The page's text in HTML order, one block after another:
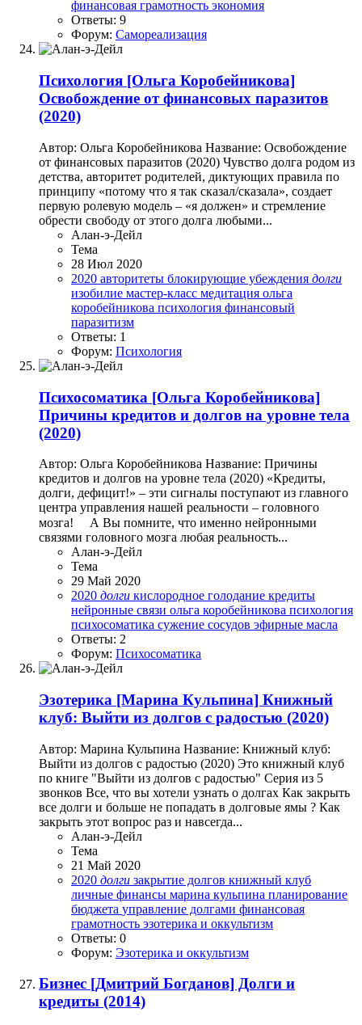
финансовая грамотность экономия
Ответы: 9
Форум: Самореализация
Психология [Ольга Коробейникова]
Освобождение от финансовых паразитов
(2020)
Автор: Ольга Коробейникова Название: Освобождение
от финансовых паразитов (2020) Чувство долга родом из
детства, авторитет родителей, диктующих правила по
принципу «потому что я так сказал/сказала», создает
первую ролевую модель – «я должен» и стремление
обрести свободу от этого долга любыми...
Алан-э-Дейл
Тема
28 Июл 2020
2020 авторитеты блокирующие убеждения долги
изобилие мастер-класс медитация ольга
коробейникова психология финансовый
паразитизм
Ответы: 1
Форум: Психология
Психосоматика [Ольга Коробейникова]
Причины кредитов и долгов на уровне тела
(2020)
Автор: Ольга Коробейникова Название: Причины
кредитов и долгов на уровне тела (2020) «Кредиты,
долги, дефицит!» – эти сигналы поступают из главного
центра управления нашей реальности – головного
мозга! ⠀ А Вы помните, что именно нейронными
связями головного мозга любая реальность...
Алан-э-Дейл
Тема
29 Май 2020
2020 долги кислородное голодание кредиты
нейронные связи ольга коробейникова психология
психосоматика сужение сосудов эфирные масла
Ответы: 2
Форум: Психосоматика
Эзотерика [Марина Кульпина] Книжный
клуб: Выйти из долгов с радостью (2020)
Автор: Марина Кульпина Название: Книжный клуб:
Выйти из долгов с радостью (2020) Это книжный клуб
по книге "Выйти из долгов с радостью" Серия из 5
звонков Все, что вы хотели узнать о долгах Как закрыть
все долги и больше не попадать в долговые ямы ? Как
закрыть этот вопрос раз и навсегда...
Алан-э-Дейл
Тема
21 Май 2020
2020 долги закрытие долгов книжный клуб
личные финансы марина кульпина планирование
бюджета управление долгами финансовая
грамотность эзотерика и оккультизм
Ответы: 0
Форум: Эзотерика и оккультизм
Бизнес [Дмитрий Богданов] Долги и
кредиты (2014)